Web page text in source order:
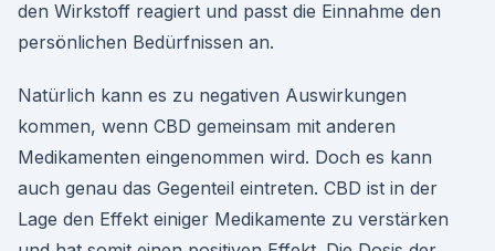
den Wirkstoff reagiert und passt die Einnahme den
persönlichen Bedürfnissen an.
Natürlich kann es zu negativen Auswirkungen
kommen, wenn CBD gemeinsam mit anderen
Medikamenten eingenommen wird. Doch es kann
auch genau das Gegenteil eintreten. CBD ist in der
Lage den Effekt einiger Medikamente zu verstärken